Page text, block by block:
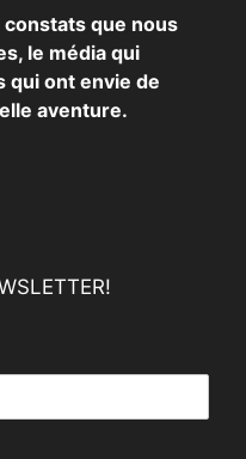
constats que nous
le média qui
qui ont envie de
aventure.